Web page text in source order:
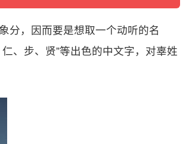
分，因而要是想取一个动听的名
、步、贤”等出色的中文字，对辜姓